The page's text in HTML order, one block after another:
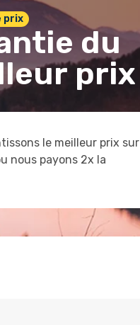
prix
du
prix
le meilleur prix sur
nous payons 2x la